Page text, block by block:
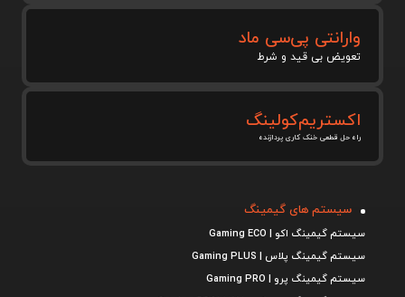
وارانتی پی‌سی ماد
تعویض بی قید و شرط
اکستریم‌کولینگ
راه حل قطعی خنک کاری پردازنده
سیستم های گیمینگ
سیستم گیمینگ اکو | Gaming ECO
سیستم گیمینگ پلاس | Gaming PLUS
سیستم گیمینگ پرو | Gaming PRO